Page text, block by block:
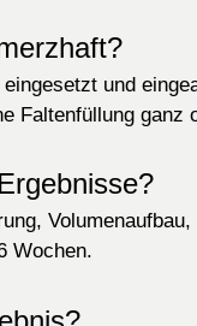
und
Faltenfüllung ganz
Wochen.